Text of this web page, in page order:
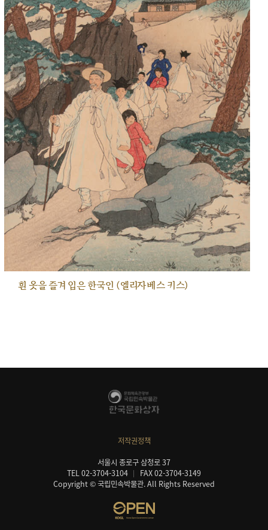
흰 옷을 즐겨 입은 한국인 (엘리자베스 키스)
저작권정책
서울시 종로구 삼청로 37
TEL 02-3704-3104
FAX 02-3704-3149
Copyright © 국립민속박물관. All Rights Reserved